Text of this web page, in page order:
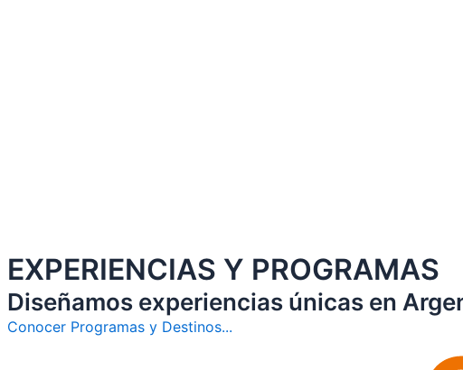
EXPERIENCIAS Y PROGRAMAS
Diseñamos experiencias únicas en
Conocer Programas y Destinos...